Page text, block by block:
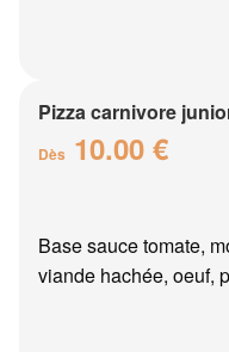
Pizza carnivore
Dès 10.00 €
Base sauce tomate,
viande hachée, oeuf,